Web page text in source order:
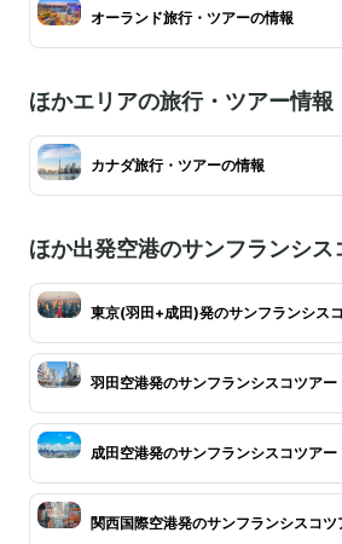
オーランド旅行・ツアーの情報
ほかエリアの旅行・ツアー情報
カナダ旅行・ツアーの情報
ほか出発空港のサンフランシス
東京(羽田+成田)発のサンフランシス
羽田空港発のサンフランシスコツアー
成田空港発のサンフランシスコツアー
関西国際空港発のサンフランシスコツ